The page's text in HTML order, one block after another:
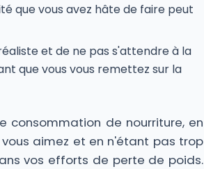
que vous avez hâte de faire peut
et de ne pas s'attendre à la
que vous vous remettez sur la
consommation de nourriture, en
aimez et en n'étant pas trop
vos efforts de perte de poids.